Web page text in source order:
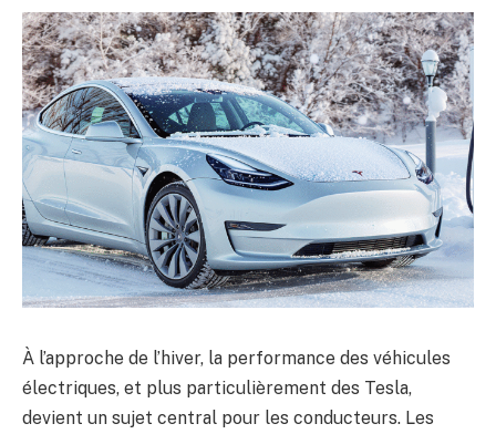
À l’approche de l’hiver, la performance des véhicules
électriques, et plus particulièrement des Tesla,
devient un sujet central pour les conducteurs. Les